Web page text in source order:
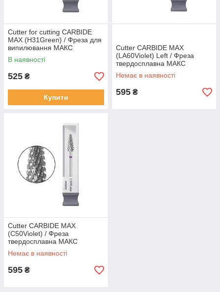
Cutter for cutting CARBIDE
MAX (H31Green) / Фреза для
випилювання МАКС
(H31Зелена)
В наявності
525 ₴
Купити
Cutter CARBIDE MAX
(LA60Violet) Left / Фреза
твердосплавна МАКС
(LTD60Фіолетова) Ліво
Немає в наявності
595 ₴
Cutter CARBIDE MAX
(C50Violet) / Фреза
твердосплавна МАКС
(C50Фіолетова)
Немає в наявності
595 ₴